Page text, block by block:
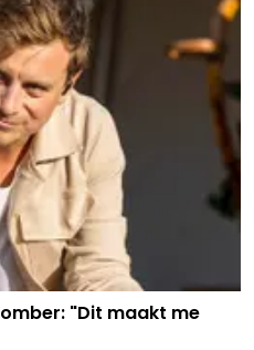
"Dit maakt me